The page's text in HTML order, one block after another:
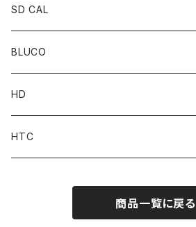
SD CAL
Top
Pant
Accessories
BLUCO
Tops
Pant
MOONEYES x DOGTOWN x BLUCO
HD
Parts
HTC
商品一覧に戻る